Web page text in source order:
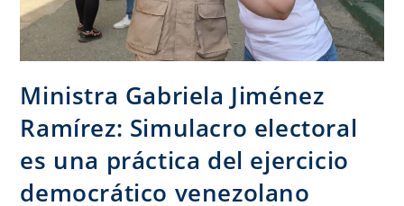
Ministra Gabriela Jiménez
Ramírez: Simulacro electoral
es una práctica del ejercicio
democrático venezolano